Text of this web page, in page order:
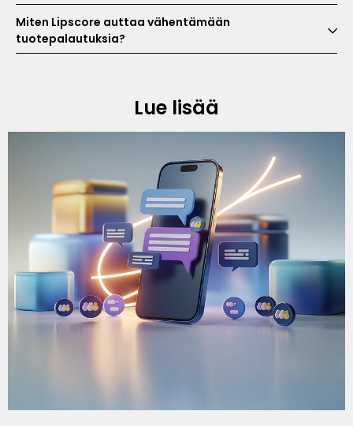
Miten Lipscore auttaa vähentämään
tuotepalautuksia?
Lue lisää